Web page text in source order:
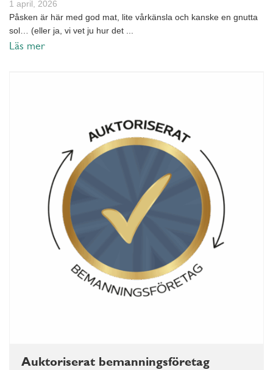
1 april, 2026
Påsken är här med god mat, lite vårkänsla och kanske en gnutta
sol… (eller ja, vi vet ju hur det ...
Läs mer
Auktoriserat bemanningsföretag